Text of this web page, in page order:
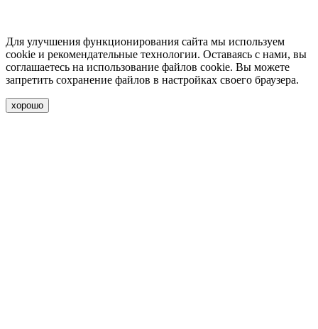
Для улучшения функционирования сайта мы используем
cookie и рекомендательные технологии. Оставаясь с нами, вы
соглашаетесь на использование файлов cookie. Вы можете
запретить сохранение файлов в настройках своего браузера.
хорошо